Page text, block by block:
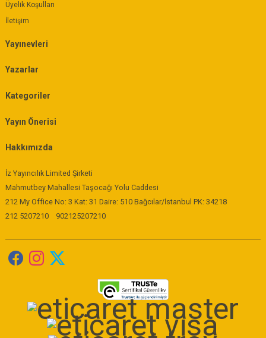
Üyelik Koşulları
İletişim
Yayınevleri
Yazarlar
Kategoriler
Yayın Önerisi
Hakkımızda
İz Yayıncılık Limited Şirketi
Mahmutbey Mahallesi Taşocağı Yolu Caddesi
212 My Office No: 3 Kat: 31 Daire: 510 Bağcılar/İstanbul PK: 34218
212 5207210
902125207210